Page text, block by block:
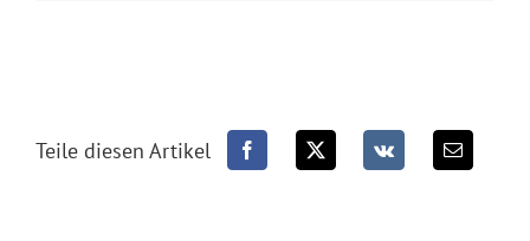
Teile diesen Artikel